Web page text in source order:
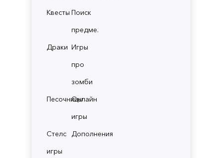
Квесты Поиск
предме.
Драки Игры
про
зомби
ПесочницыОнлайн
игры
Стелс
игры
Дополнения